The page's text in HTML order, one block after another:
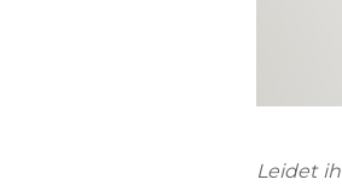
Leidet